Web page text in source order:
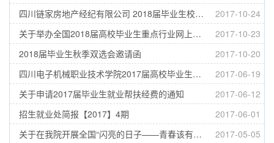
四川链家房地产经纪有限公司 2018届毕业生校园专场招聘会
2017-10-24
关于举办全国2018届高校毕业生重点行业网上招聘活动的通知
2017-10-23
2018届毕业生秋季双选会邀请函
2017-10-20
四川电子机械职业技术学院2017届高校毕业生就业困难帮扶名单公示
2017-06-19
关于申请2017届毕业生就业帮扶经费的通知
2017-06-12
招生就业处简报【2017】4期
2017-06-01
关于在我院开展全国“闪亮的日子——青春该有的模样”大学生就业创业人物事迹征集的通知
2017-05-05